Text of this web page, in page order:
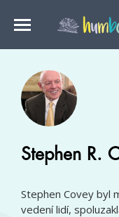
Stephen R.
Stephen Covey byl
vedení lidí,